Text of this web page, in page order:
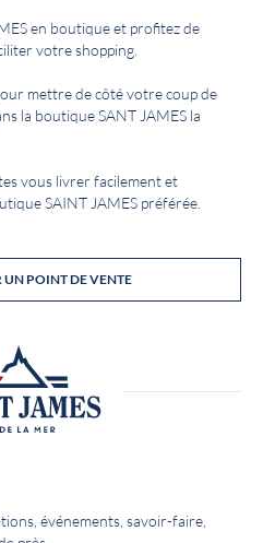
en boutique et profitez de
votre shopping.
mettre de côté votre coup de
la boutique SANT JAMES la
vous livrer facilement et
SAINT JAMES préférée.
UN POINT DE VENTE
événements, savoir-faire,